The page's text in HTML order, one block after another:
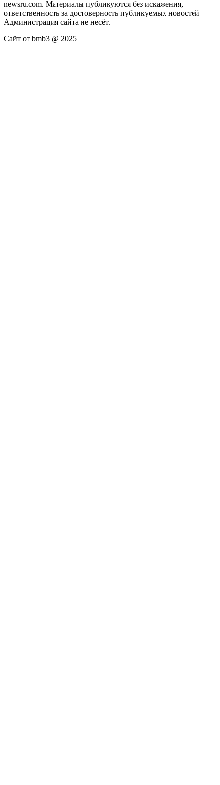
newsru.com. Материалы публикуются без искажения,
ответственность за достоверность публикуемых новостей
Администрация сайта не несёт.
Сайт от bmb3 @ 2025